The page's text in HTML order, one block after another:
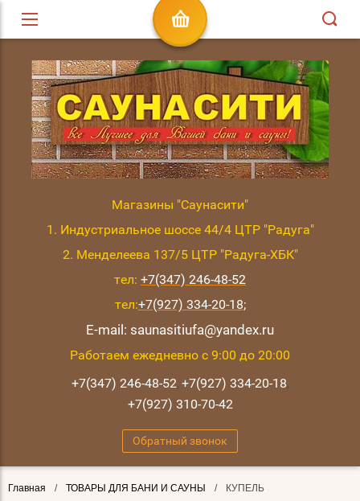
Магазины "Саунасити"
1. Индустриальное шоссе 44/4 ЦТР "Радуга"
2. Менделеева 137/5 ЦТР "Радуга-ХБК"
тел: +7(347) 246-48-52
тел:+7(927) 334-20-18;
E-mail: saunasitiufa@yandex.ru
Работаем ежедневно с 9:00 до 20:00
+7(347) 246-48-52, +7(927) 334-20-18,
+7(927) 310-70-42
Обратный звонок
Главная / ТОВАРЫ ДЛЯ БАНИ И САУНЫ / КУПЕЛЬ